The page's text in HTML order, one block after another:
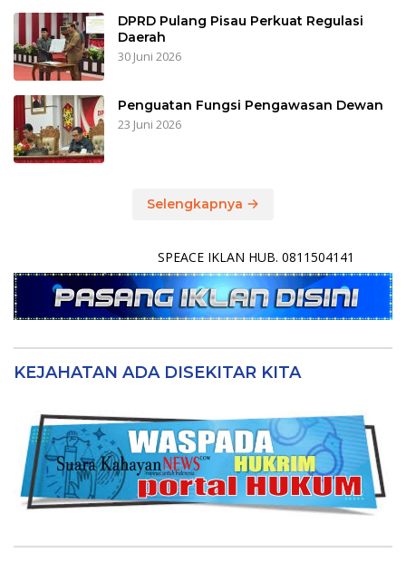
DPRD Pulang Pisau Perkuat Regulasi
Daerah
30 Juni 2026
Penguatan Fungsi Pengawasan Dewan
23 Juni 2026
Selengkapnya
SPEACE IKLAN HUB. 0811504141
KEJAHATAN ADA DISEKITAR KITA